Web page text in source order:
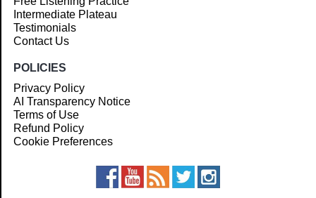
Intermediate Plateau
Testimonials
Contact Us
POLICIES
Privacy Policy
AI Transparency Notice
Terms of Use
Refund Policy
Cookie Preferences